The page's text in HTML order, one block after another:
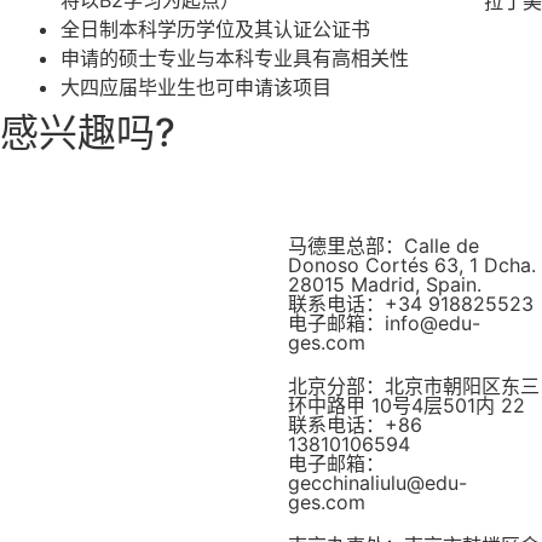
全日制本科学历学位及其认证公证书
申请的硕士专业与本科专业具有高相关性
大四应届毕业生也可申请该项目
感兴趣吗?
马德里总部：Calle de
Donoso Cortés 63, 1 Dcha.
28015 Madrid, Spain.
联系电话：+34 918825523
电子邮箱：info@edu-
ges.com
北京分部：北京市朝阳区东三
环中路甲 10号4层501内 22
联系电话：+86
13810106594
电子邮箱：
gecchinaliulu@edu-
ges.com